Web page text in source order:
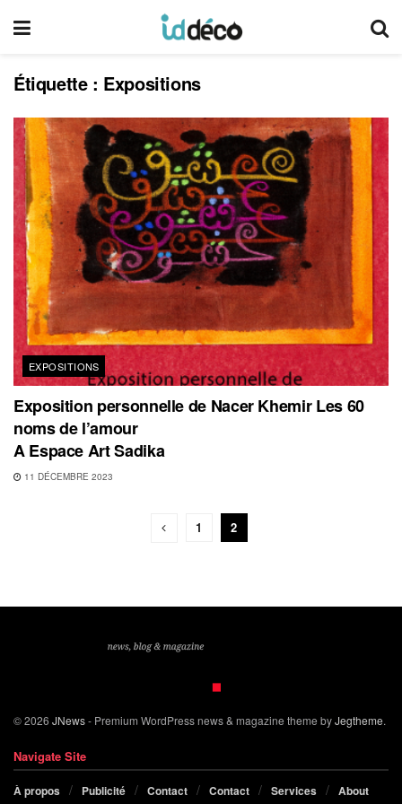
Étiquette : Expositions
EXPOSITIONS
Exposition personnelle de Nacer Khemir Les 60
noms de l’amour
A Espace Art Sadika
11 DÉCEMBRE 2023
1 2
© 2026 JNews- Premium WordPress news & magazine theme byJegtheme.
Navigate Site
À propos Publicité Contact Contact Services About